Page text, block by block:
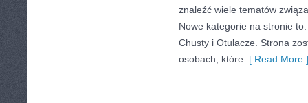
znaleźć wiele tematów
Nowe kategorie na stronie
Chusty i Otulacze. Strona
osobach, które [ Read More ]